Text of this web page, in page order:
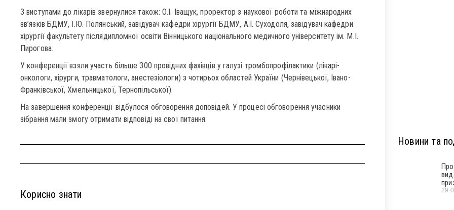
З виступами до лікарів звернулися також: О.І. Іващук, проректор з наукової роботи та міжнародних
зв’язків БДМУ, І.Ю. Полянський, завідувач кафедри хірургії БДМУ, А.І. Суходоля, завідувач кафедри
хірургії факультету післядипломної освіти Вінницького національного медичного університету ім. М.І.
Пирогова.
У конференції взяли участь більше 300 провідних фахівців у галузі тромбопрофілактики (лікарі-
онкологи, хірурги, травматологи, анестезіологи) з чотирьох областей України (Чернівецької, Івано-
Франківської, Хмельницької, Тернопільської).
На завершення конференції відбулося обговорення доповідей. У процесі обговорення учасники
зібрання мали змогу отримати відповіді на свої питання.
Корисно знати
Новини та